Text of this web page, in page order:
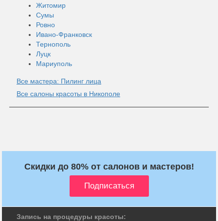
Житомир
Сумы
Ровно
Ивано-Франковск
Тернополь
Луцк
Мариуполь
Все мастера: Пилинг лица
Все салоны красоты в Никополе
Скидки до 80% от салонов и мастеров!
Запись на процедуры красоты: